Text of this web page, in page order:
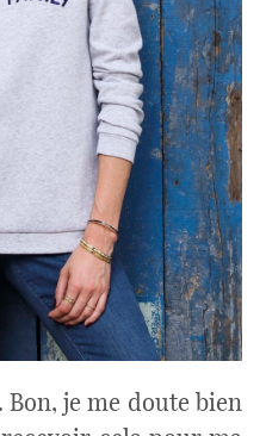
je me doute bien